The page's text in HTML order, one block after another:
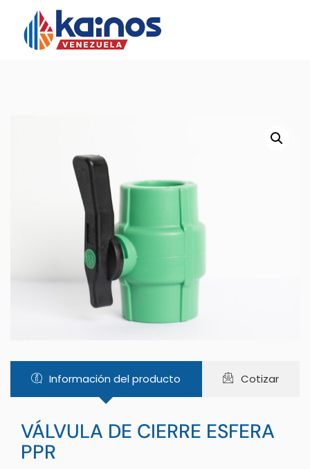
Información del producto Cotizar
VÁLVULA DE CIERRE ESFERA
PPR